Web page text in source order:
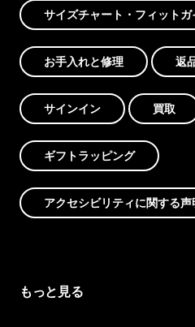
サイズチャート・フィットガ
お手入れと修理 返
サインイン 買取
ギフトラッピング
アクセシビリティに関する声
もっと見る